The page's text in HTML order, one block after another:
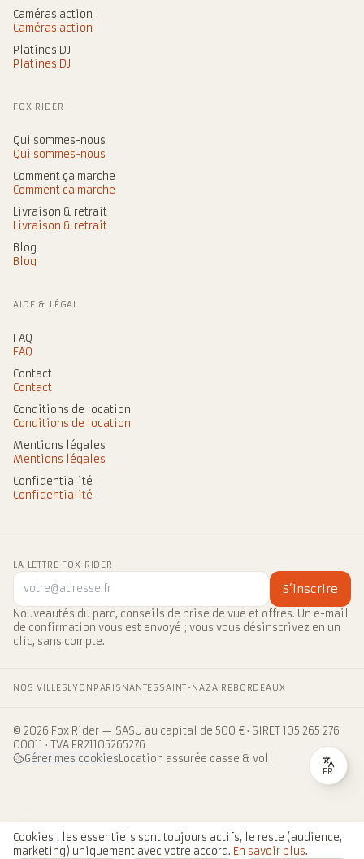
Caméras action
Caméras action
Platines DJ
Platines DJ
FOX RIDER
Qui sommes-nous
Qui sommes-nous
Comment ça marche
Comment ça marche
Livraison & retrait
Livraison & retrait
Blog
Blog
AIDE & LÉGAL
FAQ
FAQ
Contact
Contact
Conditions de location
Conditions de location
Mentions légales
Mentions légales
Confidentialité
Confidentialité
LA LETTRE FOX RIDER
S’inscrire
Nouveautés du parc, conseils de prise de vue et offres. Un e-mail
de confirmation vous est envoyé ; vous vous désinscrivez en un
clic, sans compte.
NOS VILLESLYON PARIS NANTES SAINT-NAZAIREBORDEAUX
© 2026 Fox Rider — SASU au capital de 500 € · SIRET 105 265 276
00011 · TVA FR21105265276
Gérer mes cookies Location assurée casse & vol
FR
Cookies : les essentiels sont toujours actifs, le reste (audience,
marketing) uniquement avec votre accord. En savoir plus.